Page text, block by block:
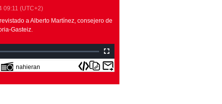
09:11 (UTC+2)
a Alberto Martínez, consejero de
Gasteiz.
nahieran